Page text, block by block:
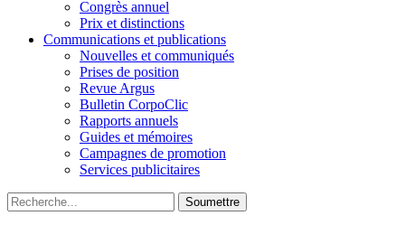
Congrès annuel
Prix et distinctions
Communications et publications
Nouvelles et communiqués
Prises de position
Revue Argus
Bulletin CorpoClic
Rapports annuels
Guides et mémoires
Campagnes de promotion
Services publicitaires
Soumettre